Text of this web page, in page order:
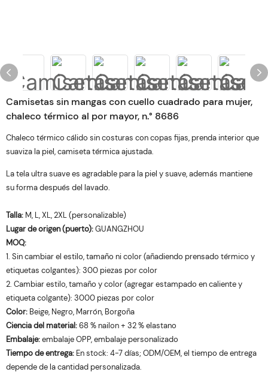
Camisetas sin mangas con cuello cuadrado para mujer,
chaleco térmico al por mayor, n.° 8686
Chaleco térmico cálido sin costuras con copas fijas, prenda interior que
suaviza la piel, camiseta térmica ajustada.
La tela ultra suave es agradable para la piel y suave, además mantiene
su forma después del lavado.
Talla: M, L, XL, 2XL (personalizable)
Lugar de origen (puerto):GUANGZHOU
MOQ:
1. Sin cambiar el estilo, tamaño ni color (añadiendo prensado térmico y
etiquetas colgantes): 300 piezas por color
2. Cambiar estilo, tamaño y color (agregar estampado en caliente y
etiqueta colgante): 3000 piezas por color
Color: Beige, Negro, Marrón, Borgoña
Ciencia del material:68 % nailon + 32 % elastano
Embalaje:embalaje OPP, embalaje personalizado
Tiempo de entrega: En stock: 4-7 días; ODM/OEM, el tiempo de entrega
depende de la cantidad personalizada.